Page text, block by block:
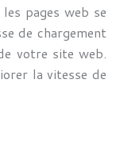
pages web se
de chargement
votre site web.
la vitesse de